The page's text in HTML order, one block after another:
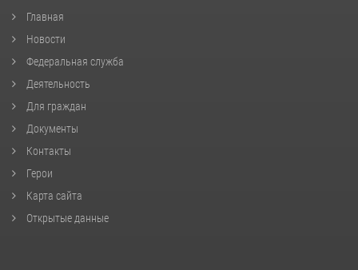
Главная
Новости
Федеральная служба
Деятельность
Для граждан
Документы
Контакты
Герои
Карта сайта
Открытые данные